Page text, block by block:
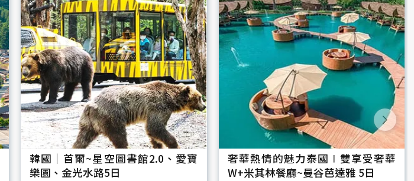
韓國│首爾~星空圖書館2.0、愛寶
樂園、金光水路5日
奢華熱情的魅力泰國∣雙享受奢華
W+米其林餐廳~曼谷芭達雅 5日